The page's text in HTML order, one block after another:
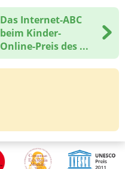
Das Internet-ABC
beim Kinder-
Online-Preis des ...